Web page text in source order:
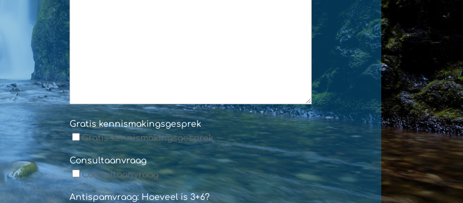
Gratis kennismakingsgesprek
Gratis kennismakingsgesprek
Consultaanvraag
Consultaanvraag
Antispamvraag: Hoeveel is 3+6?